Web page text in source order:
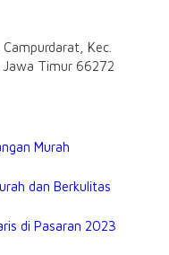
Kec.
Jawa Timur 66272
Murah
dan Berkulitas
di Pasaran 2023